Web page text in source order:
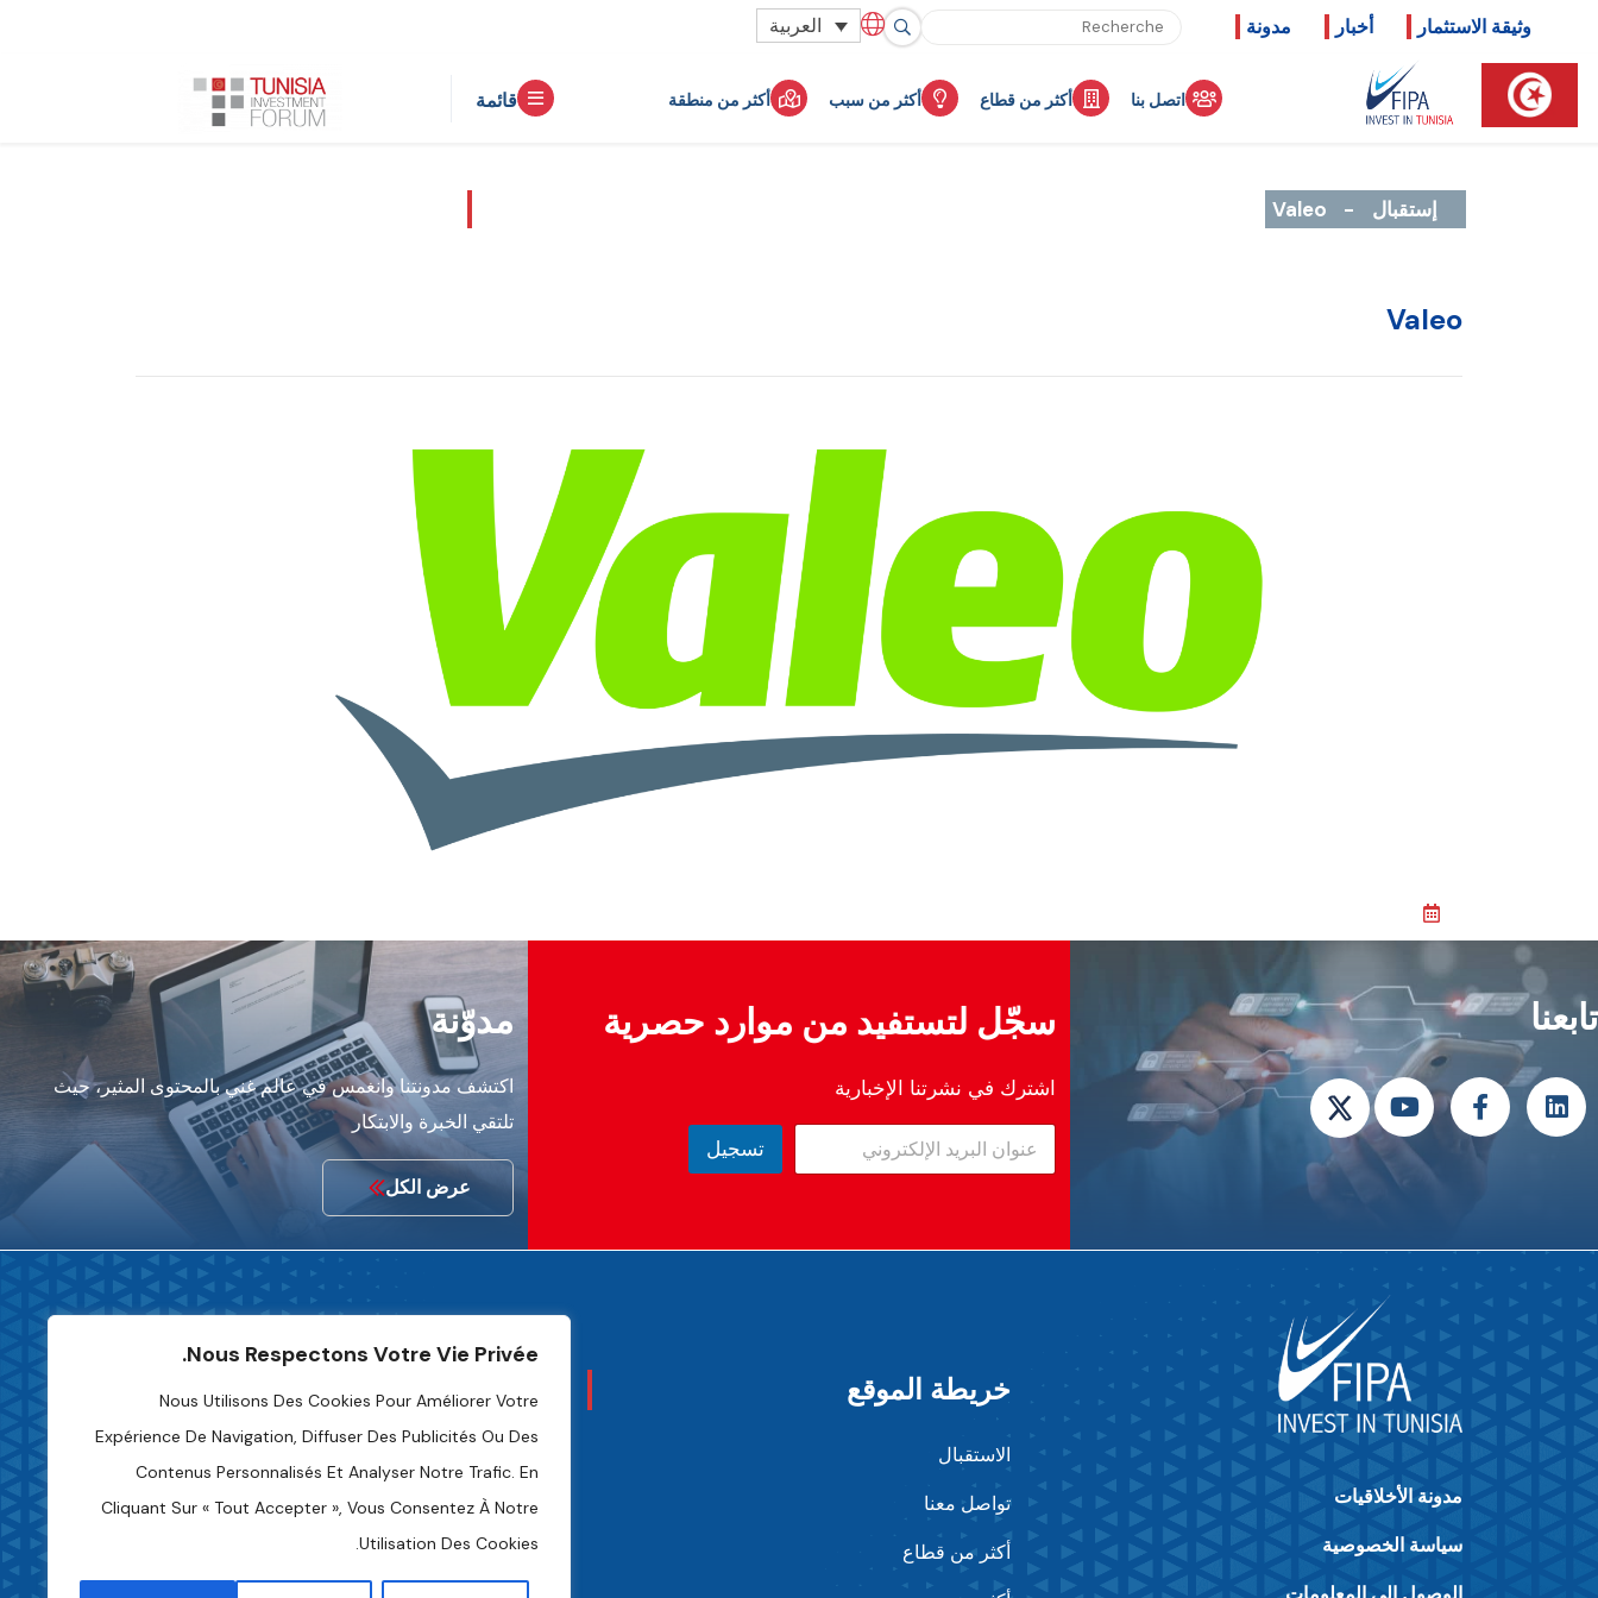
Nous Respectons Votre Vie Privée.
Nous Utilisons Des Cookies Pour Améliorer Votre
Expérience De Navigation, Diffuser Des Publicités Ou Des
Contenus Personnalisés Et Analyser Notre Trafic. En
Cliquant Sur « Tout Accepter », Vous Consentez À Notre
Utilisation Des Cookies.
وثيقة الاستثمار أخبار مدونة العربية
اتصل بنا أكثر من قطاع أكثر من سبب أكثر من منطقة قائمة
إستقبال -
Valeo
Valeo
تابعنا سجّل لتستفيد من موارد حصرية
اشترك في نشرتنا الإخبارية
تسجيل
مدوّنة
اكتشف مدونتنا وانغمس في عالم غني بالمحتوى المثير، حيث
تلتقي الخبرة والابتكار
عرض الكل
مدونة الأخلاقيات
سياسة الخصوصية
خريطة الموقع
الاستقبال
تواصل معنا
أكثر من قطاع
اتصل بنا
تواصل معنا
Fipa.tunisia@fipa.tn